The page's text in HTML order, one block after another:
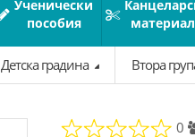
Ученически
пособия
Детска градина Втора
0